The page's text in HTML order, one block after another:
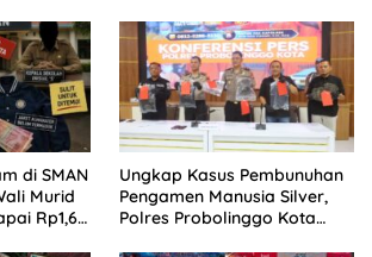
Tempuh Jalur Hukum
di SMAN
Murid
Rp1,6
Ungkap Kasus Pembunuhan
Pengamen Manusia Silver,
Polres Probolinggo Kota